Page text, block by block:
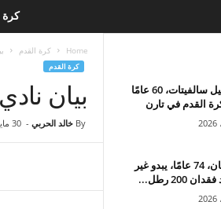
كرة
Home كرة القدم
كرة القدم
بيان
By خالد الحربي - 30 مايو، 2026
لافور. ميشيل سالفيتات، 60 عامًا
القدم في تارن
جون جودمان، 74 عامًا، يبدو غير
200 رطل...